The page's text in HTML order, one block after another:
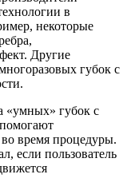
в
некоторые
Другие
губок с
«умных» губок с
время процедуры.
если пользователь